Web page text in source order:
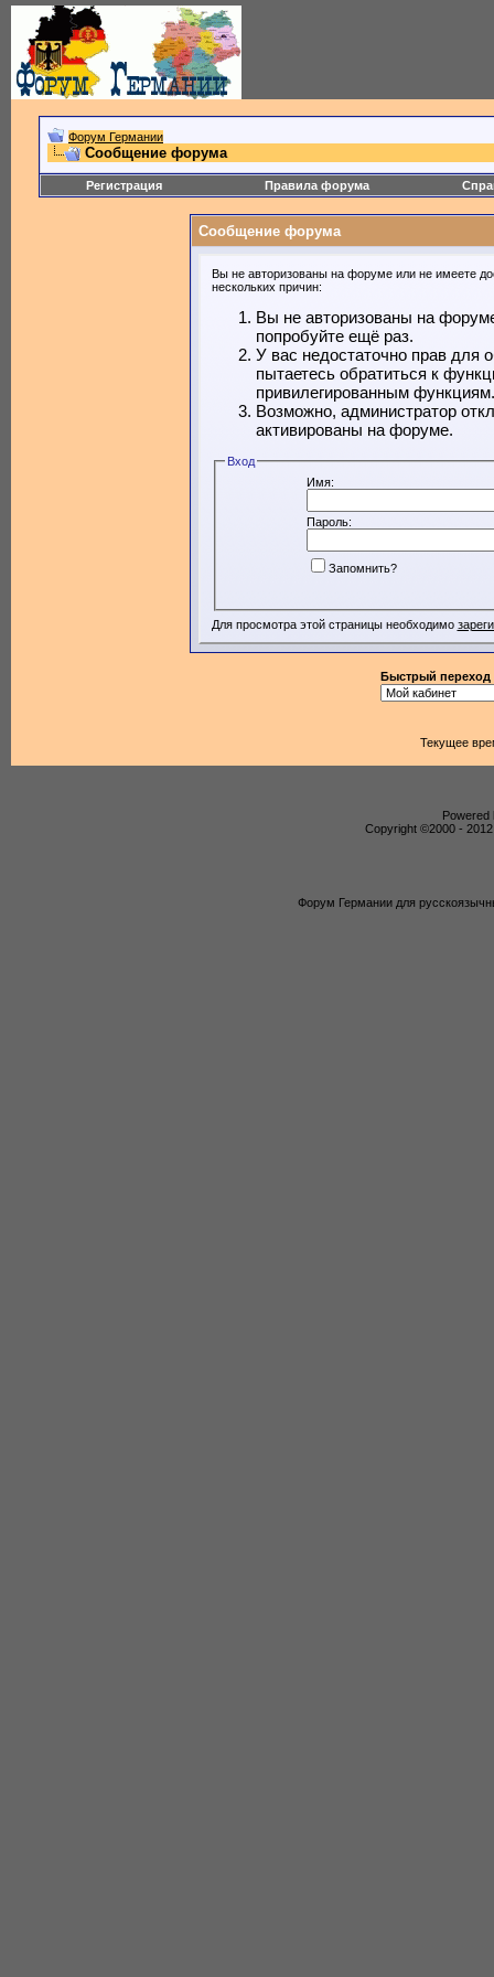
Форум Германии
Сообщение форума
Регистрация Правила форума
Сообщение форума
Вы не авторизованы на форуме или не имеете
нескольких причин:
Вы не авторизованы на
попробуйте ещё раз.
У вас недостаточно прав для
пытаетесь обратиться к
привилегированным функциям.
Возможно, администратор
активированы на форуме.
Вход
Имя:
Пароль:
Запомнить?
Для просмотра этой страницы необходимо
Быстрый переход
Текущее
Powered
Copyright ©2000 -
Форум Германии для